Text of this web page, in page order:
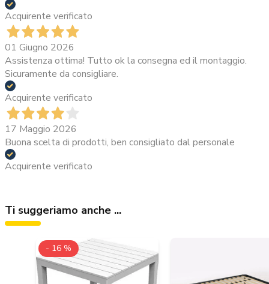
Acquirente verificato
01 Giugno 2026
Assistenza ottima! Tutto ok la consegna ed il montaggio.
Sicuramente da consigliare.
Acquirente verificato
17 Maggio 2026
Buona scelta di prodotti, ben consigliato dal personale
Acquirente verificato
Ti suggeriamo anche ...
- 16 %